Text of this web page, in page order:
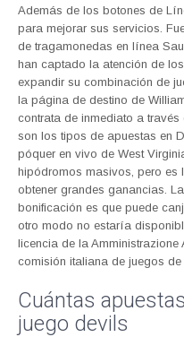
Además de los botones de
para mejorar sus servicios.
de tragamonedas en línea
han captado la atención de
expandir su combinación de
la página de destino de
contrata de inmediato a
son los tipos de apuestas en
póquer en vivo de West
hipódromos masivos, pero es
obtener grandes ganancias.
bonificación es que puede
otro modo no estaría
licencia de la
comisión italiana de juegos
Cuántas
juego devils